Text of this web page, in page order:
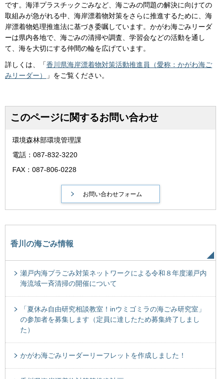
です。海洋プラスチックごみなど、海ごみの問題の解決に向けての
取組みが急がれる中、海岸漂着物対策をさらに推進するために、海
岸漂着物処理推進法に基づき委嘱しています。かがわ海ごみリーダ
ーは県内各地で、海ごみの清掃や調査、学習会などの活動を通し
て、海を大切にする仲間の輪を広げています。
詳しくは、「香川県海岸漂着物対策活動推進員（愛称：かがわ海ご
みリーダー）
」をご覧ください。
このページに関するお問い合わせ
環境森林部環境管理課
電話：087-832-3220
FAX：087-806-0228
香川の海ごみ情報
瀬戸内海プラごみ対策ネットワークによる令和８年度瀬戸内
海流域一斉清掃の開催について
「夏休み自由研究相談教室！inウミゴミラの海ごみ研究室」
の参加者を募集します（定員に達したため募集終了しまし
た）
かがわ海ごみリーダーリーフレットを作成しました！